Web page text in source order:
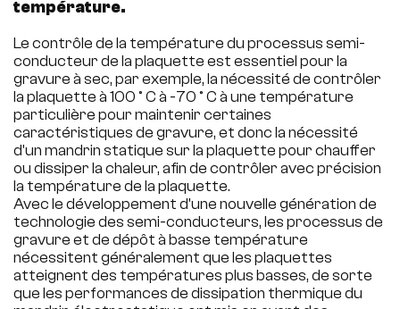
température.
Le contrôle de la température du processus semi-
conducteur de la plaquette est essentiel pour la
gravure à sec, par exemple, la nécessité de contrôler
la plaquette à 100 ° C à -70 ° C à une température
particulière pour maintenir certaines
caractéristiques de gravure, et donc la nécessité
d'un mandrin statique sur la plaquette pour chauffer
ou dissiper la chaleur, afin de contrôler avec précision
la température de la plaquette.
Avec le développement d'une nouvelle génération de
technologie des semi-conducteurs, les processus de
gravure et de dépôt à basse température
nécessitent généralement que les plaquettes
atteignent des températures plus basses, de sorte
que les performances de dissipation thermique du